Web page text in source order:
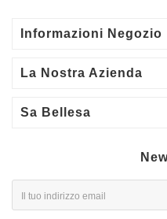
Informazioni Negozio
La Nostra Azienda
Sa Bellesa